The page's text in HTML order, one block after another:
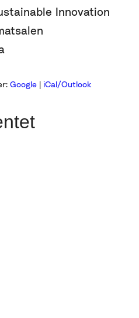
Innovation
Google | iCal/Outlook